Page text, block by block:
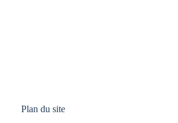
Plan du site